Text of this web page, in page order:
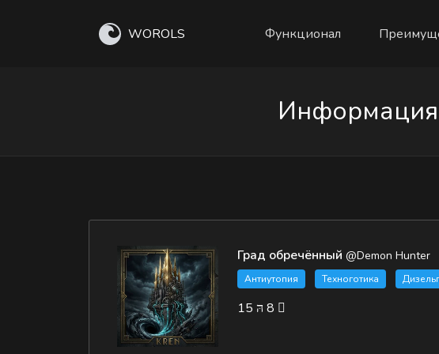
WOROLS Функционал
Информация
Град обречённый @Demon Hunter
Антиутопия Техноготика
15 8